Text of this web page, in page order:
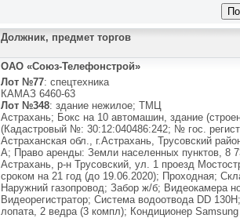
Должник, предмет торгов
ОАО «Союз-Телефонстрой»
Лот №77: спецтехника
КАМАЗ 6460-63
Лот №348: здание нежилое; ТМЦ
Астрахань; Бокс на 10 автомашин, здание
(Кадастровый №: 30:12:040486:242; № гос.
Астраханская обл., г.Астрахань, Трусовский
А; Право аренды: Земли населенных пунктов, 8
Астрахань, р-н Трусовский, ул. 1 проезд
сроком на 21 год (до 19.06.2020); Проходная;
Наружний газопровод; Забор ж/б; Видеокамера
Видеорегистратор; Система водоотвода DD
лопата, 2 ведра (3 компл); Кондиционер